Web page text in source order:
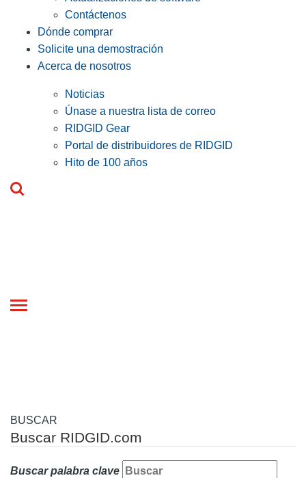
Contáctenos
Dónde comprar
Solicite una demostración
Acerca de nosotros
Noticias
Únase a nuestra lista de correo
RIDGID Gear
Portal de distribuidores de RIDGID
Hito de 100 años
Toggle
BUSCAR
Buscar RIDGID.com
Buscar palabra clave